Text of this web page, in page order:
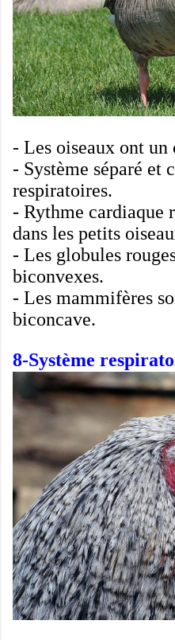
- Les oiseaux ont un
- Système séparé et
respiratoires.
- Rythme cardiaque
dans les petits
- Les globules
biconvexes.
- Les mammifères
biconcave.
8-Système